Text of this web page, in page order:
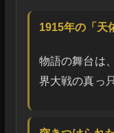
1915年の「天
物語の舞台は
界大戦の真っ